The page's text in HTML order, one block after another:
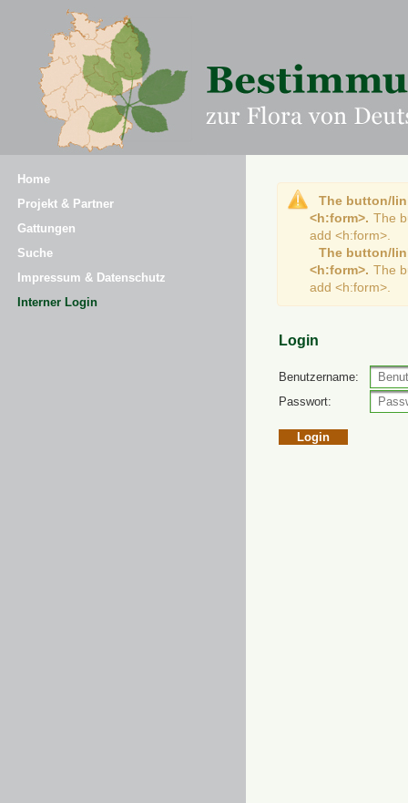
Home
Projekt & Partner
Gattungen
Suche
Impressum & Datenschutz
Interner Login
The button/
<h:form>. The
add <h:form>.
The button/
<h:form>. The
add <h:form>.
Login
Benutzername:
Passwort: